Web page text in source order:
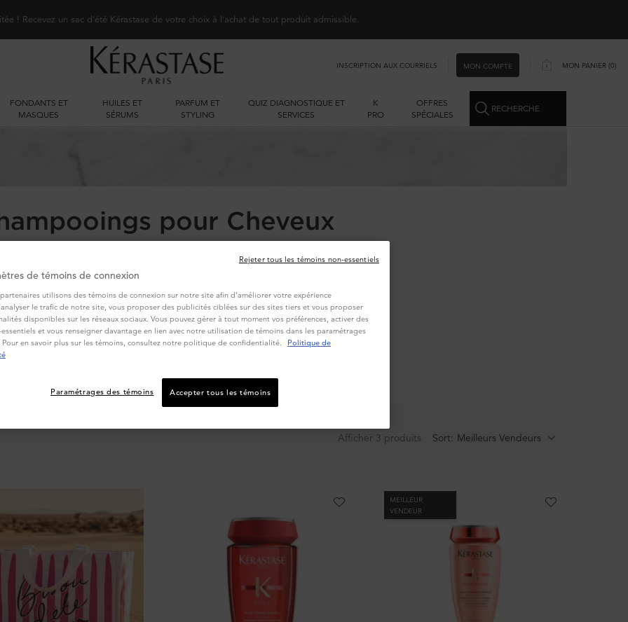
! Recevez un sac d'été Kérastase de votre choix à l'achat de tout produit admissible.
INSCRIPTION AUX COURRIELS MON COMPTE MON PANIER 0
0 PRODUCT IN CART
FONDANTS ET
MASQUES
HUILES ET
SÉRUMS
PARFUM ET
STYLING
QUIZ DIAGNOSTIQUE ET
SERVICES
K
PRO
OFFRES
SPÉCIALES
RECHERCHE
pour Cheveux
indisciplinés et les cheveux drus, avec des propriétés hydratantes pour
la couche externe des cheveux. Découvrez des produits lissants qui
parfaitement pour nourrir et revitaliser les cheveux indisciplinés, tout en
leur redonnant souplesse et discipline.
Afficher 3 produits Sort:
MEILLEUR
VENDEUR
de témoins de connexion
utilisons des témoins de connexion sur notre site afin d’améliorer votre expérience
le trafic de notre site, vous proposer des publicités ciblées sur des sites tiers et vous proposer
disponibles sur les réseaux sociaux. Vous pouvez gérer à tout moment vos préférences, activer des
et vous renseigner davantage en lien avec notre utilisation de témoins dans les paramétrages
Pour en savoir plus sur les témoins, consultez notre politique de confidentialité.
Politique de
Accepter tous les témoins
Paramétrages des témoins
Rejeter tous les témoins non-essentiels